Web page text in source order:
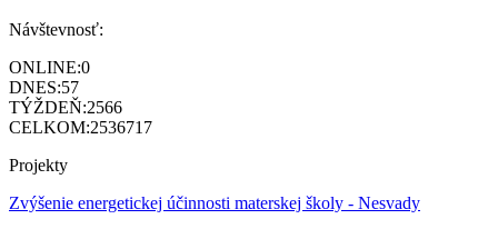
Návštevnosť:
ONLINE:0
DNES:57
TÝŽDEŇ:2566
CELKOM:2536717
Projekty
Zvýšenie energetickej účinnosti materskej školy - Nesvady